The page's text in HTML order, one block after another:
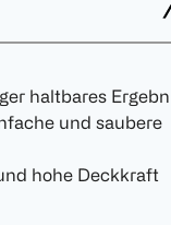
haltbares
und saubere
hohe Deckkraft